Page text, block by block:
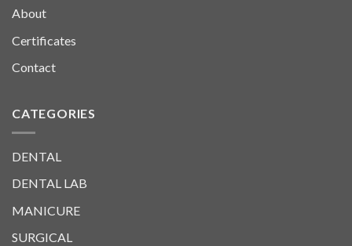
About
Certificates
Contact
CATEGORIES
DENTAL
DENTAL LAB
MANICURE
SURGICAL